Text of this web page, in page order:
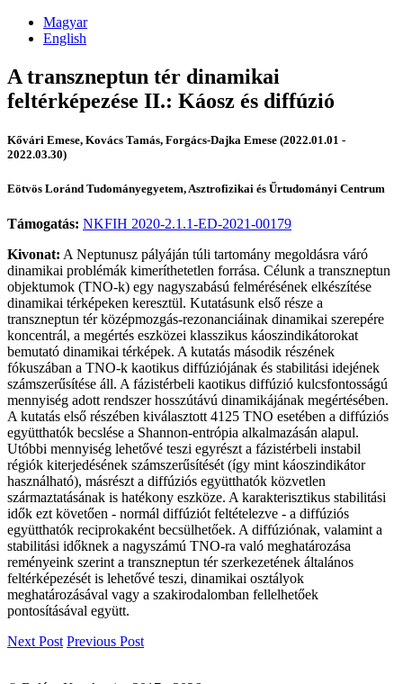
Magyar
English
A transzneptun tér dinamikai
feltérképezése II.: Káosz és diffúzió
Kővári Emese, Kovács Tamás, Forgács-Dajka Emese (2022.01.01 -
2022.03.30)
Eötvös Loránd Tudományegyetem, Asztrofizikai és Űrtudományi Centrum
Támogatás: NKFIH 2020-2.1.1-ED-2021-00179
Kivonat: A Neptunusz pályáján túli tartomány megoldásra váró
dinamikai problémák kimeríthetetlen forrása. Célunk a transzneptun
objektumok (TNO-k) egy nagyszabású felmérésének elkészítése
dinamikai térképeken keresztül. Kutatásunk első része a
transzneptun tér középmozgás-rezonanciáinak dinamikai szerepére
koncentrál, a megértés eszközei klasszikus káoszindikátorokat
bemutató dinamikai térképek. A kutatás második részének
fókuszában a TNO-k kaotikus diffúziójának és stabilitási idejének
számszerűsítése áll. A fázistérbeli kaotikus diffúzió kulcsfontosságú
mennyiség adott rendszer hosszútávú dinamikájának megértésében.
A kutatás első részében kiválasztott 4125 TNO esetében a diffúziós
együtthatók becslése a Shannon-entrópia alkalmazásán alapul.
Utóbbi mennyiség lehetővé teszi egyrészt a fázistérbeli instabil
régiók kiterjedésének számszerűsítését (így mint káoszindikátor
használható), másrészt a diffúziós együtthatók közvetlen
származtatásának is hatékony eszköze. A karakterisztikus stabilitási
idők ezt követően - normál diffúziót feltételezve - a diffúziós
együtthatók reciprokaként becsülhetőek. A diffúziónak, valamint a
stabilitási időknek a nagyszámú TNO-ra való meghatározása
reményeink szerint a transzneptun tér szerkezetének általános
feltérképezését is lehetővé teszi, dinamikai osztályok
meghatározásával vagy a szakirodalomban fellelhetőek
pontosításával együtt.
Next Post Previous Post